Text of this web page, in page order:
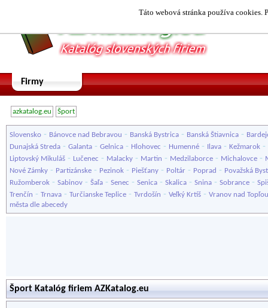
Táto webová stránka používa cookies.
Firmy
azkatalog.eu Šport
Slovensko - Bánovce nad Bebravou - Banská Bystrica - Banská Štiavnica -
Dunajská Streda - Galanta - Gelnica - Hlohovec - Humenné - Ilava - Kežmarok -
Liptovský Mikuláš - Lučenec - Malacky - Martin - Medzilaborce - Michalovce -
Nové Zámky - Partizánske - Pezinok - Piešťany - Poltár - Poprad - Považská
Ružomberok - Sabinov - Šaľa - Senec - Senica - Skalica - Snina - Sobrance -
Trenčín - Trnava - Turčianske Teplice - Tvrdošín - Veľký Krtíš - Vranov nad Topľou
města dle abecedy
Šport Katalóg firiem AZKatalog.eu